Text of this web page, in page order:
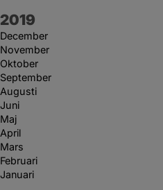
År:
2019
December
November
Oktober
September
Augusti
Juni
Maj
April
Mars
Februari
Januari